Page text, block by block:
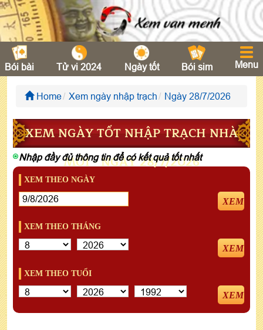
Bói bài Tử vi 2024 Ngày tốt Bói sim Menu
Home Xem ngày nhập trạch Ngày 28/7/2026
XEM NGÀY TỐT NHẬP TRẠCH NHÀ
MỚI - NGÀY 28/7/2026
Nhập đầy đủ thông tin để có kết quả tốt nhất
XEM THEO NGÀY
XEM
XEM THEO THÁNG
XEM
XEM THEO TUỔI
XEM